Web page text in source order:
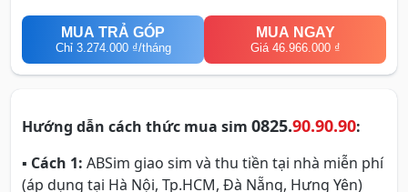
MUA TRẢ GÓP
Chỉ 3.274.000 ₫/tháng
MUA NGAY
Giá 46.966.000 ₫
Hướng dẫn cách thức mua sim 0825.90.90.90:
▪ Cách 1: ABSim giao sim và thu tiền tại nhà miễn phí
(áp dụng tại Hà Nội, Tp.HCM, Đà Nẵng, Hưng Yên)